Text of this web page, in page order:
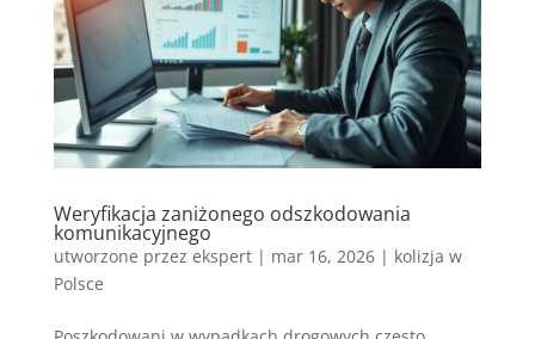
Weryfikacja zaniżonego odszkodowania
komunikacyjnego
utworzone przez ekspert| mar 16, 2026| kolizja w
Polsce